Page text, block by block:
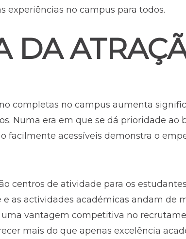
experiências no campus para todos.
DA
completas no campus aumenta
Numa era em que se dá prioridade ao
facilmente acessíveis demonstra o
centros de atividade para os
as actividades académicas andam de
vantagem competitiva no
mais do que apenas excelência